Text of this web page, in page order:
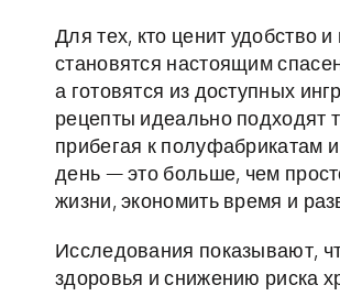
Для тех, кто ценит удобство
становятся настоящим
а готовятся из доступных
рецепты идеально подходят
прибегая к полуфабрикатам
день — это больше, чем
жизни, экономить время и
Исследования показывают,
здоровья и снижению риска